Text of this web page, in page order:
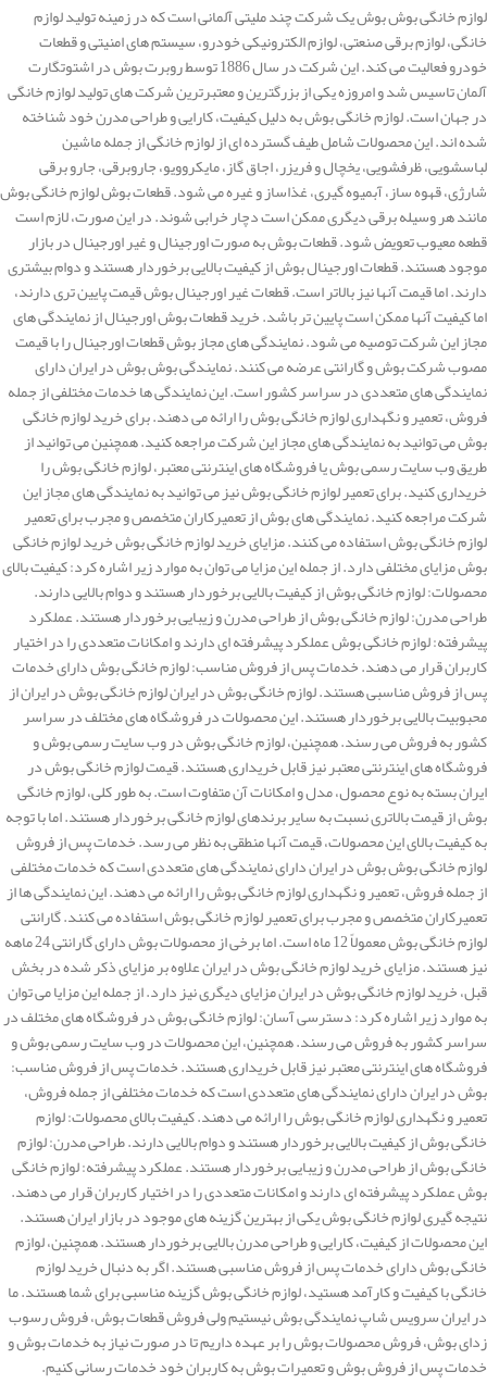
لوازم خانگی بوش بوش یک شرکت چند ملیتی آلمانی است که در زمینه تولید لوازم
خانگی، لوازم برقی صنعتی، لوازم الکترونیکی خودرو، سیستم های امنیتی و قطعات
خودرو فعالیت می کند. این شرکت در سال 1886 توسط روبرت بوش در اشتوتگارت
آلمان تاسیس شد و امروزه یکی از بزرگترین و معتبرترین شرکت های تولید لوازم خانگی
در جهان است. لوازم خانگی بوش به دلیل کیفیت، کارایی و طراحی مدرن خود شناخته
شده اند. این محصولات شامل طیف گسترده ای از لوازم خانگی از جمله ماشین
لباسشویی، ظرفشویی، یخچال و فریزر، اجاق گاز، مایکروویو، جاروبرقی، جارو برقی
شارژی، قهوه ساز، آبمیوه گیری، غذاساز و غیره می شود. قطعات بوش لوازم خانگی بوش
مانند هر وسیله برقی دیگری ممکن است دچار خرابی شوند. در این صورت، لازم است
قطعه معیوب تعویض شود. قطعات بوش به صورت اورجینال و غیر اورجینال در بازار
موجود هستند. قطعات اورجینال بوش از کیفیت بالایی برخوردار هستند و دوام بیشتری
دارند. اما قیمت آنها نیز بالاتر است. قطعات غیر اورجینال بوش قیمت پایین تری دارند،
اما کیفیت آنها ممکن است پایین تر باشد. خرید قطعات بوش اورجینال از نمایندگی های
مجاز این شرکت توصیه می شود. نمایندگی های مجاز بوش قطعات اورجینال را با قیمت
مصوب شرکت بوش و گارانتی عرضه می کنند. نمایندگی بوش بوش در ایران دارای
نمایندگی های متعددی در سراسر کشور است. این نمایندگی ها خدمات مختلفی از جمله
فروش، تعمیر و نگهداری لوازم خانگی بوش را ارائه می دهند. برای خرید لوازم خانگی
بوش می توانید به نمایندگی های مجاز این شرکت مراجعه کنید. همچنین می توانید از
طریق وب سایت رسمی بوش یا فروشگاه های اینترنتی معتبر، لوازم خانگی بوش را
خریداری کنید. برای تعمیر لوازم خانگی بوش نیز می توانید به نمایندگی های مجاز این
شرکت مراجعه کنید. نمایندگی های بوش از تعمیرکاران متخصص و مجرب برای تعمیر
لوازم خانگی بوش استفاده می کنند. مزایای خرید لوازم خانگی بوش خرید لوازم خانگی
بوش مزایای مختلفی دارد. از جمله این مزایا می توان به موارد زیر اشاره کرد: کیفیت بالای
محصولات: لوازم خانگی بوش از کیفیت بالایی برخوردار هستند و دوام بالایی دارند.
طراحی مدرن: لوازم خانگی بوش از طراحی مدرن و زیبایی برخوردار هستند. عملکرد
پیشرفته: لوازم خانگی بوش عملکرد پیشرفته ای دارند و امکانات متعددی را در اختیار
کاربران قرار می دهند. خدمات پس از فروش مناسب: لوازم خانگی بوش دارای خدمات
پس از فروش مناسبی هستند. لوازم خانگی بوش در ایران لوازم خانگی بوش در ایران از
محبوبیت بالایی برخوردار هستند. این محصولات در فروشگاه های مختلف در سراسر
کشور به فروش می رسند. همچنین، لوازم خانگی بوش در وب سایت رسمی بوش و
فروشگاه های اینترنتی معتبر نیز قابل خریداری هستند. قیمت لوازم خانگی بوش در
ایران بسته به نوع محصول، مدل و امکانات آن متفاوت است. به طور کلی، لوازم خانگی
بوش از قیمت بالاتری نسبت به سایر برندهای لوازم خانگی برخوردار هستند. اما با توجه
به کیفیت بالای این محصولات، قیمت آنها منطقی به نظر می رسد. خدمات پس از فروش
لوازم خانگی بوش بوش در ایران دارای نمایندگی های متعددی است که خدمات مختلفی
از جمله فروش، تعمیر و نگهداری لوازم خانگی بوش را ارائه می دهند. این نمایندگی ها از
تعمیرکاران متخصص و مجرب برای تعمیر لوازم خانگی بوش استفاده می کنند. گارانتی
لوازم خانگی بوش معمولاً 12 ماه است. اما برخی از محصولات بوش دارای گارانتی 24 ماهه
نیز هستند. مزایای خرید لوازم خانگی بوش در ایران علاوه بر مزایای ذکر شده در بخش
قبل، خرید لوازم خانگی بوش در ایران مزایای دیگری نیز دارد. از جمله این مزایا می توان
به موارد زیر اشاره کرد: دسترسی آسان: لوازم خانگی بوش در فروشگاه های مختلف در
سراسر کشور به فروش می رسند. همچنین، این محصولات در وب سایت رسمی بوش و
فروشگاه های اینترنتی معتبر نیز قابل خریداری هستند. خدمات پس از فروش مناسب:
بوش در ایران دارای نمایندگی های متعددی است که خدمات مختلفی از جمله فروش،
تعمیر و نگهداری لوازم خانگی بوش را ارائه می دهند. کیفیت بالای محصولات: لوازم
خانگی بوش از کیفیت بالایی برخوردار هستند و دوام بالایی دارند. طراحی مدرن: لوازم
خانگی بوش از طراحی مدرن و زیبایی برخوردار هستند. عملکرد پیشرفته: لوازم خانگی
بوش عملکرد پیشرفته ای دارند و امکانات متعددی را در اختیار کاربران قرار می دهند.
نتیجه گیری لوازم خانگی بوش یکی از بهترین گزینه های موجود در بازار ایران هستند.
این محصولات از کیفیت، کارایی و طراحی مدرن بالایی برخوردار هستند. همچنین، لوازم
خانگی بوش دارای خدمات پس از فروش مناسبی هستند. اگر به دنبال خرید لوازم
خانگی با کیفیت و کارآمد هستید، لوازم خانگی بوش گزینه مناسبی برای شما هستند. ما
در ایران سرویس شاپ نمایندگی بوش نیستیم ولی فروش قطعات بوش، فروش رسوب
زدای بوش، فروش محصولات بوش را بر عهده داریم تا در صورت نیاز به خدمات بوش و
خدمات پس از فروش بوش و تعمیرات بوش به کاربران خود خدمات رسانی کنیم.